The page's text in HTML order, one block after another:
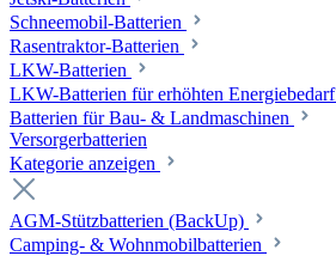
Schneemobil-Batterien
Rasentraktor-Batterien
LKW-Batterien
LKW-Batterien für erhöhten Energiebedarf
Batterien für Bau- & Landmaschinen
Versorgerbatterien
Kategorie anzeigen
AGM-Stützbatterien (BackUp)
Camping- & Wohnmobilbatterien